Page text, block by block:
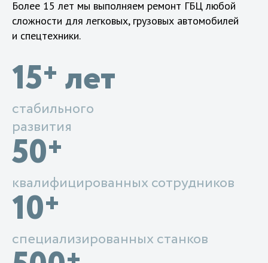
Более 15 лет мы выполняем ремонт ГБЦ любой
сложности для легковых, грузовых автомобилей
и спецтехники.
15+ лет
стабильного
развития
50+
квалифицированных сотрудников
10+
специализированных станков